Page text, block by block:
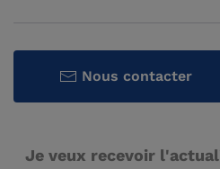
Nous contacter
Je veux recevoir